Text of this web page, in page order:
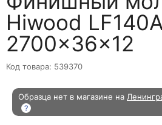
Hiwood
2700×36×12
Код товара: 539370
Образца нет в магазине на
?